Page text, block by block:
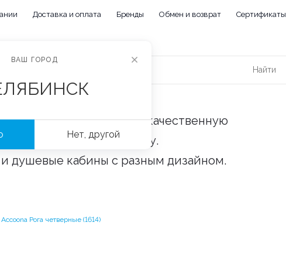
Доставка и оплата Бренды Обмен и возврат Сертификаты
вы можете купить качественную
оптом и в розницу.
душевые кабины с разным дизайном.
Рога четверные (1614)
ВАШ ГОРОД
Нет, другой